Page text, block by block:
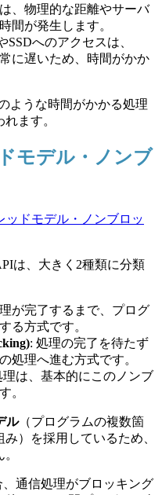
、物理的な距離やサーバ
間が発生します。
SSDへのアクセスは、
に遅いため、時間がかか
ような時間がかかる処理
ます。
モデル・ノンブ
ッドモデル・ノンブロッ
は、大きく2種類に分類
が完了するまで、プログ
る方式です。
: 処理の完了を待たず
処理へ進む方式です。
理は、基本的にこのノンブ
。
ル（プログラムの複数箇
）を採用しているため、
通信処理がブロッキング